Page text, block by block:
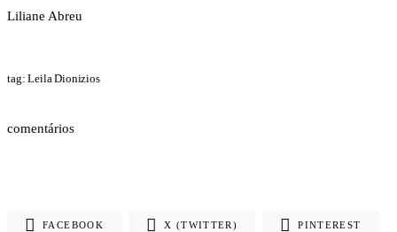
Liliane Abreu
tag: Leila Dionizios
comentários
FACEBOOK X (TWITTER) PINTEREST